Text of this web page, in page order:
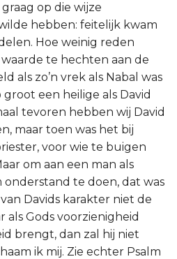
op die wijze
hebben: feitelijk kwam
Hoe weinig reden
te hechten aan de
als zo’n vrek als Nabal was
een heilige als David
tevoren hebben wij David
maar toen was het bij
voor wie te buigen
om aan een man als
onderstand te doen, dat was
Davids karakter niet de
als Gods voorzienigheid
brengt, dan zal hij niet
ik mij. Zie echter Psalm